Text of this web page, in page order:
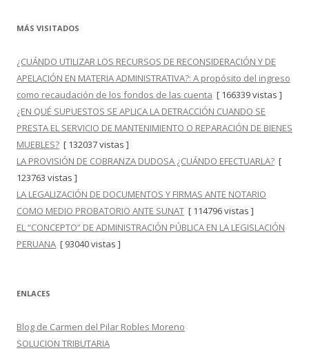
MÁS VISITADOS
¿CUÁNDO UTILIZAR LOS RECURSOS DE RECONSIDERACIÓN Y DE
APELACIÓN EN MATERIA ADMINISTRATIVA?: A propósito del ingreso
como recaudación de los fondos de las cuenta [ 166339 vistas ]
¿EN QUÉ SUPUESTOS SE APLICA LA DETRACCIÓN CUANDO SE
PRESTA EL SERVICIO DE MANTENIMIENTO O REPARACIÓN DE BIENES
MUEBLES? [ 132037 vistas ]
LA PROVISIÓN DE COBRANZA DUDOSA ¿CUÁNDO EFECTUARLA? [
123763 vistas ]
LA LEGALIZACIÓN DE DOCUMENTOS Y FIRMAS ANTE NOTARIO
COMO MEDIO PROBATORIO ANTE SUNAT [ 114796 vistas ]
EL “CONCEPTO” DE ADMINISTRACIÓN PÚBLICA EN LA LEGISLACIÓN
PERUANA [ 93040 vistas ]
ENLACES
Blog de Carmen del Pilar Robles Moreno
SOLUCION TRIBUTARIA